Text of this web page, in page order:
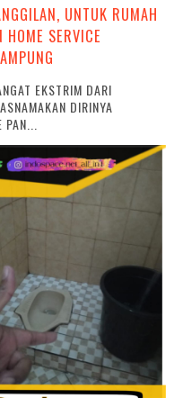
UNTUK RUMAH
SERVICE
EKSTRIM DARI
DIRINYA